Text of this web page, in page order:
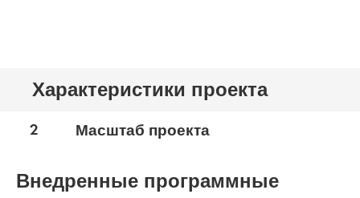
Характеристики проекта
2 Масштаб проекта
Внедренные программные